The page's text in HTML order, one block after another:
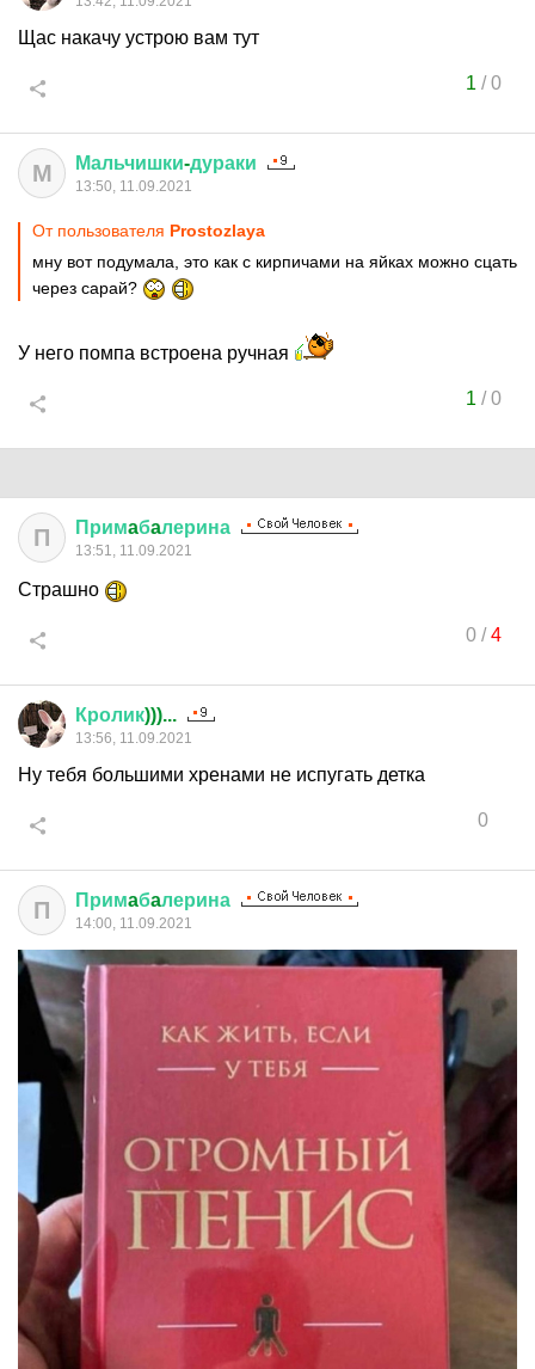
Щас накачу устрою вам тут
1 /0
М Мальчишки-дураки
13:50, 11.09.2021
От пользователя Prostozlaya
мну вот подумала, это как с кирпичами на яйках можно сцать
через сарай?
У него помпа встроена ручная
1 /0
П Примaбaлерина
13:51, 11.09.2021
Страшно
0/4
Кролик)))...
13:56, 11.09.2021
Ну тебя большими хренами не испугать детка
0
П Примaбaлерина
14:00, 11.09.2021